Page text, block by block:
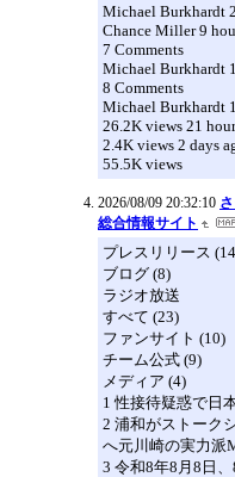
Michael Burkhardt
Chance Miller 9
7 Comments
Michael Burkhardt
8 Comments
Michael Burkhardt
26.2K views 21
2.4K views 2 days
55.5K views
2026/08/09 20:32:10
総合情報サイト
プレスリリース
ブログ (8)
ラジオ放送
すべて (23)
ファンサイト (10)
チーム公式 (9)
メディア (4)
1 性接待疑惑で日
2 浦和がストーク
へ元川崎の実力派
3 令和8年8月8日